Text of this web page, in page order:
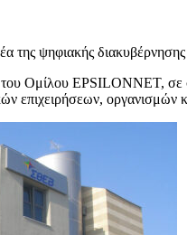
της ψηφιακής
Ομίλου EPSILONNET, σε
επιχειρήσεων, οργανισμών